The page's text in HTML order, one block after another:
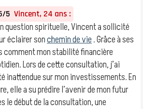
5 Vincent, 24 ans :
question spirituelle, Vincent a sollicité
éclairer sonchemin de vie. Grâce à ses
comment mon stabilité financière
Lors de cette consultation, j’ai
inattendue sur mon investissements. En
elle a su prédire l’avenir de mon futur
le début de la consultation, une